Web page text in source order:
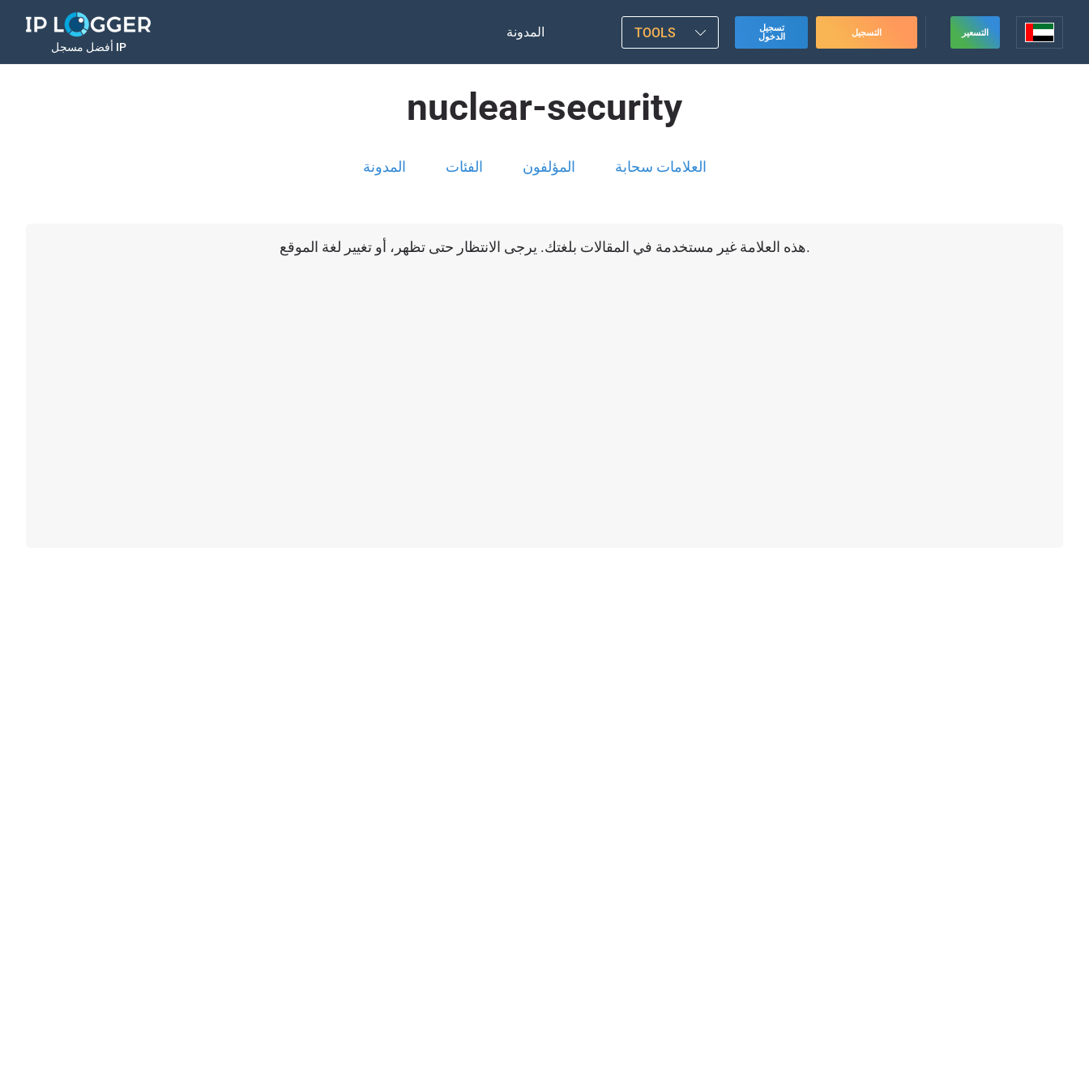
أفضل مسجل IP
المدونة TOOLS
تسجيل
الدخول
التسجيل التسعير
nuclear-security
المدونة الفئات المؤلفون العلامات سحابة